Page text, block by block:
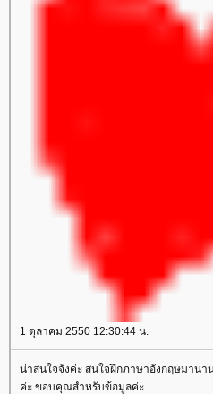
1 ตุลาคม 2550 12:30:44 น.
น่าสนใจจังค่ะ สนใจฝึกภาษาอังกฤษมาน
ค่ะ ขอบคุณสำหรับข้อมูลค่ะ